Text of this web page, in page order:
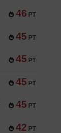
46 PT
45 PT
45 PT
45 PT
45 PT
42 PT